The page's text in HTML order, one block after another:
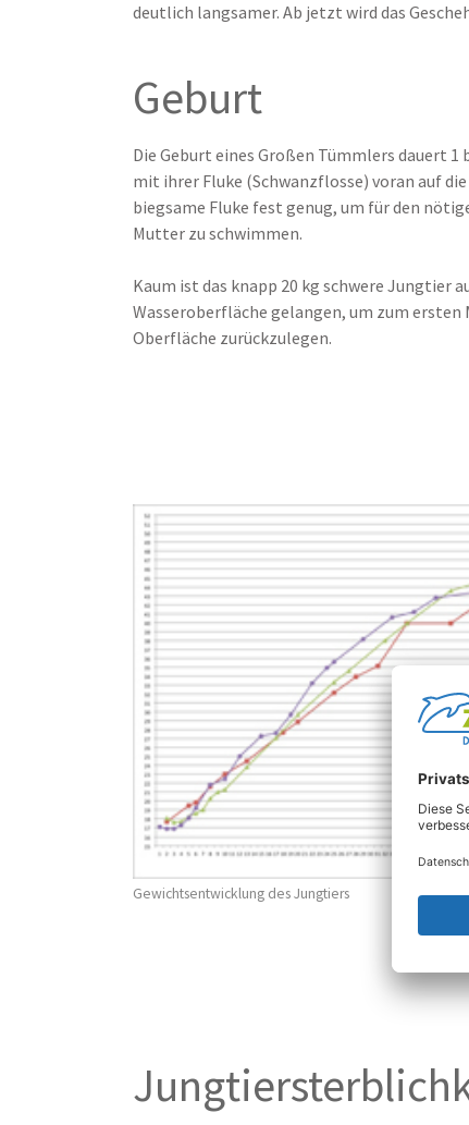
deutlich langsamer. Ab jetzt wird das
Geburt
Die Geburt eines Großen Tümmlers dauert
mit ihrer Fluke (Schwanzflosse) voran auf
biegsame Fluke fest genug, um für den
Mutter zu schwimmen.
Kaum ist das knapp 20 kg schwere Jungtier
Wasseroberfläche gelangen, um zum
Oberfläche zurückzulegen.
Gewichtsentwicklung des Jungtiers